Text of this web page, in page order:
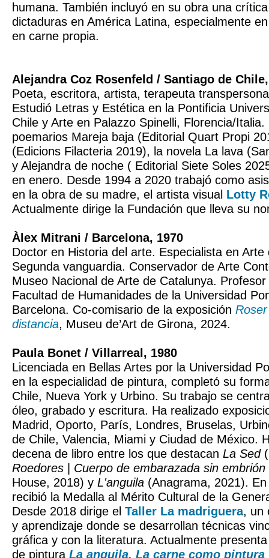
humana. También incluyó en su obra una
dictaduras en América Latina, especialmente
en carne propia.
Alejandra Coz Rosenfeld / Santiago de
Poeta, escritora, artista, terapeuta
Estudió Letras y Estética en la Pontificia
Chile y Arte en Palazzo Spinelli, Florencia/
poemarios Mareja baja (Editorial Quart Propi
(Edicions Filacteria 2019), la novela La lava
y Alejandra de noche ( Editorial Siete Soles
en enero. Desde 1994 a 2020 trabajó como
en la obra de su madre, el artista visual Lotty
Actualmente dirige la Fundación que lleva su
Àlex Mitrani / Barcelona, 1970
Doctor en Historia del arte. Especialista en
Segunda vanguardia. Conservador de Arte
Museo Nacional de Arte de Catalunya.
Facultad de Humanidades de la Universidad
Barcelona. Co-comisario de la exposición
distancia, Museu de’Art de Girona, 2024.
Paula Bonet / Villarreal, 1980
Licenciada en Bellas Artes por la Universidad
en la especialidad de pintura, completó su
Chile, Nueva York y Urbino. Su trabajo se
óleo, grabado y escritura. Ha realizado
Madrid, Oporto, París, Londres, Bruselas,
de Chile, Valencia, Miami y Ciudad de México.
decena de libro entre los que destacan La Sed
Roedores
Cuerpo de embarazada sin embrión
House, 2018) y L'anguila (Anagrama, 2021).
recibió la Medalla al Mérito Cultural de la
Desde 2018 dirige el Taller La madriguera, un
y aprendizaje donde se desarrollan técnicas
gráfica y con la literatura. Actualmente
de pintura La anguila. La carne como